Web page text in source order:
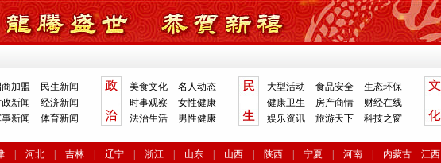
加盟
民生新闻
政新闻
经济新闻
新闻
体育新闻
美食文化
名人动态
时事观察
女性健康
法治生活
男性健康
大型活动 食品安全
生态环保
健康卫生
房产商情
财经在线
娱乐资讯
旅游天下 科技之窗
河北 吉林 辽宁 浙江 山东 山西 陕西 宁夏 河南 内蒙古 江西